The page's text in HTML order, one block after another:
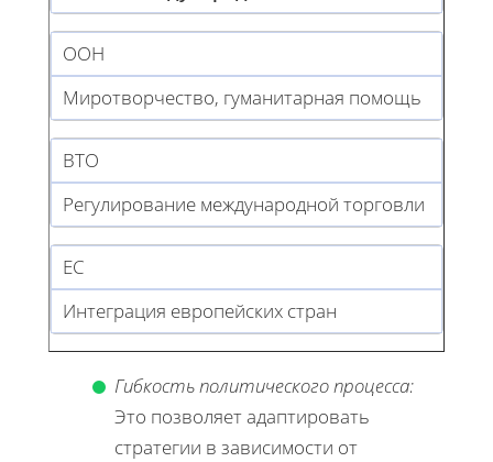
ООН
Миротворчество, гуманитарная помощь
ВТО
Регулирование международной торговли
ЕС
Интеграция европейских стран
Гибкость политического процесса:
Это позволяет адаптировать
стратегии в зависимости от